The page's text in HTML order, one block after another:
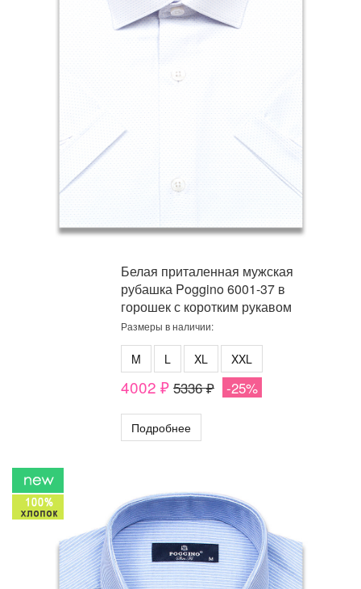
Белая приталенная мужская
рубашка Poggino 6001-37 в
горошек с коротким рукавом
Размеры в наличии:
M L XL XXL
4002 ₽ 5336 ₽ -25%
Подробнее